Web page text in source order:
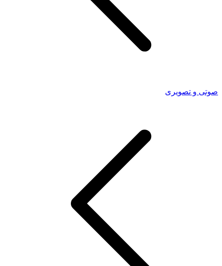
صوتی و تصویری